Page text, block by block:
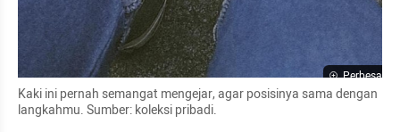
Perbesar
Kaki ini pernah semangat mengejar, agar posisinya sama dengan
langkahmu. Sumber: koleksi pribadi.